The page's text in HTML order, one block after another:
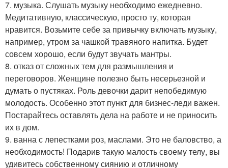
7. музыка. Слушать музыку необходимо ежедневно.
Медитативную, классическую, просто ту, которая
нравится. Возьмите себе за привычку включать музыку,
например, утром за чашкой травяного напитка. Будет
совсем хорошо, если будут звучать мантры.
8. отказ от сложных тем для размышления и
переговоров. Женщине полезно быть несерьезной и
думать о пустяках. Роль девочки дарит непобедимую
молодость. Особенно этот пункт для бизнес-леди важен.
Постарайтесь оставлять дела на работе и не приносить
их в дом.
9. ванна с лепестками роз, маслами. Это не баловство, а
необходимость! Подарив такую малость своему телу, вы
удивитесь собственному сиянию и отличному